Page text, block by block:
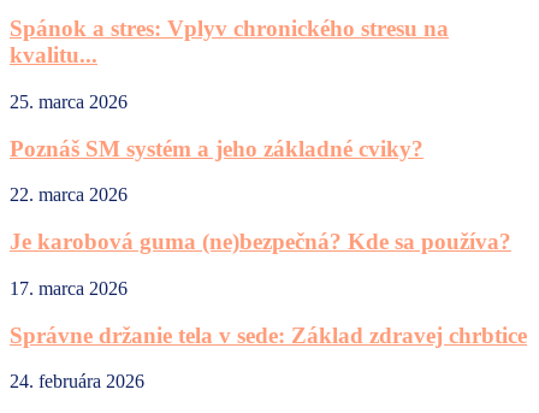
Spánok a stres: Vplyv chronického stresu na
kvalitu...
25. marca 2026
Poznáš SM systém a jeho základné cviky?
22. marca 2026
Je karobová guma (ne)bezpečná? Kde sa používa?
17. marca 2026
Správne držanie tela v sede: Základ zdravej chrbtice
24. februára 2026